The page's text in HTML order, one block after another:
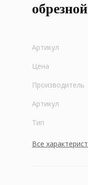
Артикул
Цена
Производитель
Артикул
Тип
Все